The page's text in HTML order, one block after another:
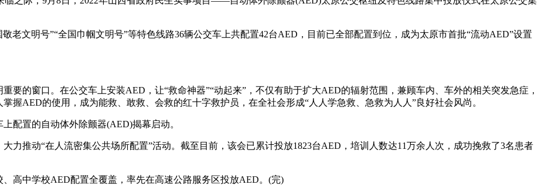
文明号”“全国巾帼文明号”等特色线路36辆公交车上共配置42台AED，目前已全部配置到位，成为太原市首批“流动AED”设置
的窗口。在公交车上安装AED，让“救命神器”“动起来”，不仅有助于扩大AED的辐射范围，兼顾车内、车外的相关突发急症，
握AED的使用，成为能救、敢救、会救的红十字救护员，在全社会形成“人人学急救、急救为人人”良好社会风尚。
置的自动体外除颤器(AED)揭幕启动。
推动“在人流密集公共场所配置”活动。截至目前，该会已累计投放1823台AED，培训人数达11万余人次，成功挽救了3名患者
中学校AED配置全覆盖，率先在高速公路服务区投放AED。(完)